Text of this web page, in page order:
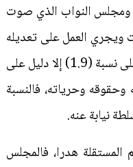
سبقته بعد التغيير السياسي الشامل العام 2003، كالجمعية الوطنية التي صوتت على القانون رقم (16) لسنة 2005 ومجلس النواب الذي صوت
القانون الأخير ثلاث مرات ويجري العمل على تعديله
للمرة الرابعة لتنظيم الانتخابات المحلية، وما تبنى نظام سانت ليكو والتلاعب بنسب هذا النظام وصولا إلى التصويت على نسبة (1.9) إلا دليل على
وحرياته، فالنسبة
نيابة عنه.
هدرا، فالمجلس